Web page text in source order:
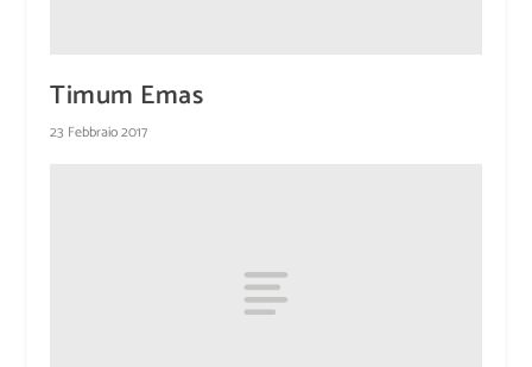
Timum Emas
23 Febbraio 2017